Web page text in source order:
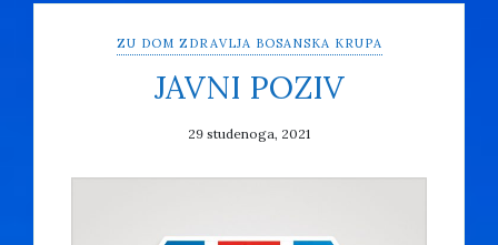
ZU DOM ZDRAVLJA BOSANSKA KRUPA
JAVNI POZIV
29 studenoga, 2021